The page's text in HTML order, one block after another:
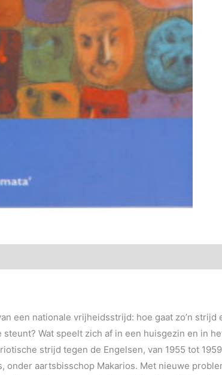
een nationale vrijheidsstrijd: hoe gaat zo’n
Wat speelt zich af in een huisgezin en in
strijd tegen de Engelsen, van 1955 tot
onder aartsbisschop Makarios. Met nieuwe